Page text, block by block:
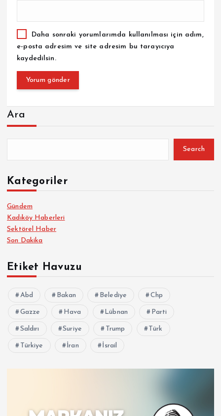
Daha sonraki yorumlarımda kullanılması için adım,
e-posta adresim ve site adresim bu tarayıcıya
kaydedilsin.
Ara
Search
Kategoriler
Gündem
Kadıköy Haberleri
Sektörel Haber
Son Dakika
Etiket Havuzu
Abd Bakan Belediye Chp
Gazze Hava Lübnan Parti
Saldırı Suriye Trump Türk
Türkiye İran İsrail